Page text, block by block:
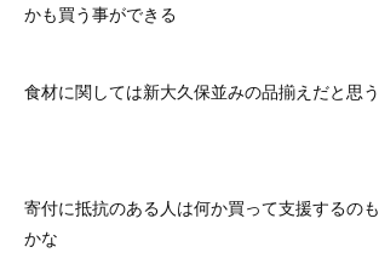
かも買う事ができる
食材に関しては新大久保並みの品揃えだと思う
寄付に抵抗のある人は何か買って支援するの
かな